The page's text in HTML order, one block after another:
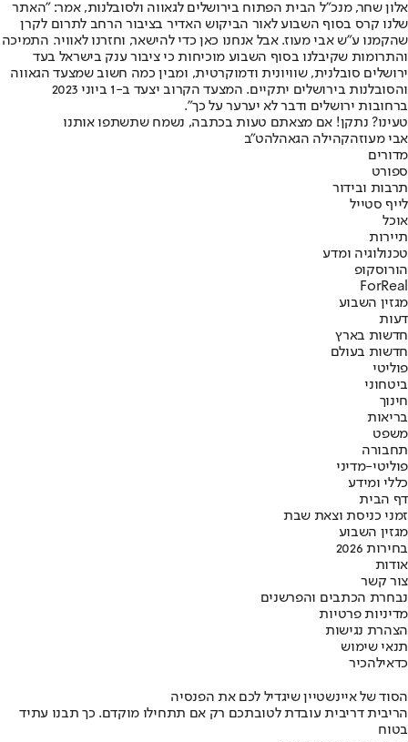
אלון שחר, מנכ"ל הבית הפתוח בירושלים לגאווה ולסובלנות, אמר: "האתר
שלנו קרס בסוף השבוע לאור הביקוש האדיר בציבור הרחב לתרום לקרן
שהקמנו ע"ש אבי מעוז. אבל אנחנו כאן כדי להישאר, וחזרנו לאוויר. התמיכה
והתרומות שקיבלנו בסוף השבוע מוכיחות כי ציבור ענק בישראל בעד
ירושלים סובלנית, שוויונית ודמוקרטית, ומבין כמה חשוב שמצעד הגאווה
והסובלנות בירושלים יתקיים. המצעד הקרוב יצעד ב-1 ביוני 2023
ברחובות ירושלים ודבר לא יערער על כך".
טעינו? נתקן! אם מצאתם טעות בכתבה, נשמח שתשתפו אותנו
אבי מעוזהקהילה הגאהלהט"ב
מדורים
ספורט
תרבות ובידור
לייף סטייל
אוכל
תיירות
טכנולוגיה ומדע
הורוסקופ
ForReal
מגזין השבוע
דעות
חדשות בארץ
חדשות בעולם
פוליטי
ביטחוני
חינוך
בריאות
משפט
תחבורה
פוליטי-מדיני
כללי ומידע
דף הבית
זמני כניסת וצאת שבת
מגזין השבוע
בחירות 2026
אודות
צור קשר
נבחרת הכתבים והפרשנים
מדיניות פרטיות
הצהרת נגישות
תנאי שימוש
כדאילהכיר
הסוד של איינשטיין שיגדיל לכם את הפנסיה
הריבית דריבית עובדת לטובתכם רק אם תתחילו מוקדם. כך תבנו עתיד
בטוח